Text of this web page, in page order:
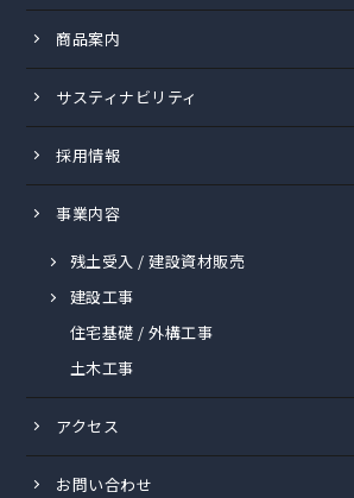
商品案内
サスティナビリティ
採用情報
事業内容
残土受入 / 建設資材販売
建設工事
住宅基礎 / 外構工事
土木工事
アクセス
お問い合わせ